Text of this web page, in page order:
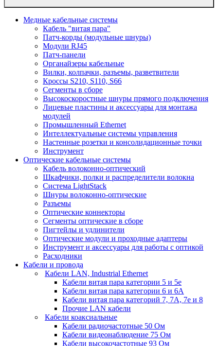
Медные кабельные системы
Кабель "витая пара"
Патч-корды (модульные шнуры)
Модули RJ45
Патч-панели
Органайзеры кабельные
Вилки, колпачки, разъемы, разветвители
Кроссы S210, S110, S66
Сегменты в сборе
Высокоскоростные шнуры прямого подключения
Лицевые пластины и аксессуары для монтажа
модулей
Промышленный Ethernet
Интеллектуальные системы управления
Настенные розетки и консолидационные точки
Инструмент
Оптические кабельные системы
Кабель волоконно-оптический
Шкафчики, полки и распределители волокна
Система LightStack
Шнуры волоконно-оптические
Разъемы
Оптические коннекторы
Сегменты оптические в сборе
Пигтейлы и удлинители
Оптические модули и проходные адаптеры
Инструмент и аксессуары для работы с оптикой
Расходники
Кабели и провода
Кабели LAN, Industrial Ethernet
Кабели витая пара категории 5 и 5е
Кабели витая пара категории 6 и 6A
Кабели витая пара категорий 7, 7А, 7е и 8
Прочие LAN кабели
Кабели коаксиальные
Кабели радиочастотные 50 Ом
Кабели видеонаблюдение 75 Ом
Кабели высокочастотные 93 Ом